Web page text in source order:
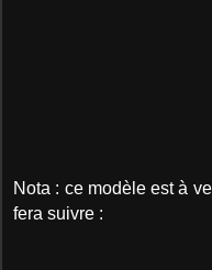
Nota : ce modèle est à
fera suivre :